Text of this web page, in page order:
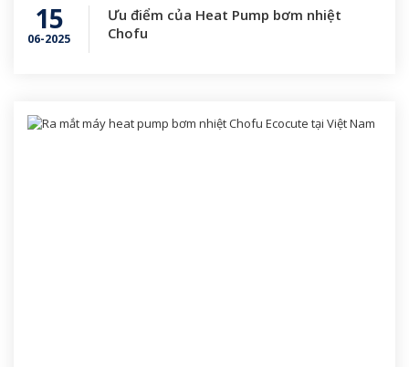
15
06-2025
Ưu điểm của Heat Pump bơm nhiệt
Chofu